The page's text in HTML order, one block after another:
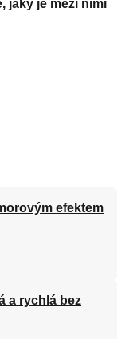
jaký je mezi nimi
efektem
a rychlá bez